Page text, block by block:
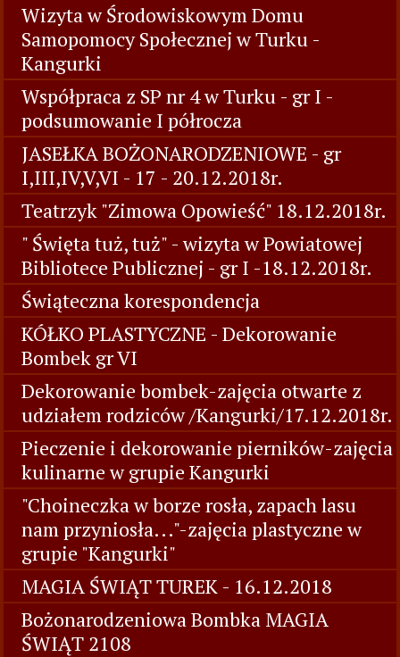
Wizyta w Środowiskowym Domu
Samopomocy Społecznej w Turku -
Kangurki
Współpraca z SP nr 4 w Turku - gr I -
podsumowanie I półrocza
JASEŁKA BOŻONARODZENIOWE - gr
I,III,IV,V,VI - 17 - 20.12.2018r.
Teatrzyk "Zimowa Opowieść" 18.12.2018r.
" Święta tuż, tuż" - wizyta w Powiatowej
Bibliotece Publicznej - gr I -18.12.2018r.
Świąteczna korespondencja
KÓŁKO PLASTYCZNE - Dekorowanie
Bombek gr VI
Dekorowanie bombek-zajęcia otwarte z
udziałem rodziców /Kangurki/17.12.2018r.
Pieczenie i dekorowanie pierników-zajęcia
kulinarne w grupie Kangurki
"Choineczka w borze rosła, zapach lasu
nam przyniosła..."-zajęcia plastyczne w
grupie "Kangurki"
MAGIA ŚWIĄT TUREK - 16.12.2018
Bożonarodzeniowa Bombka MAGIA
ŚWIĄT 2108